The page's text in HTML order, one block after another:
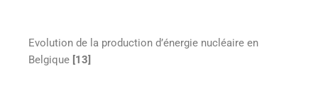
Evolution de la production d’énergie nucléaire en
Belgique [13]